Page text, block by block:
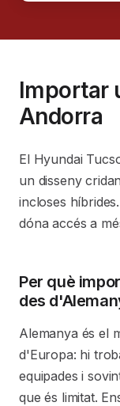
Importar
Andorra
El Hyundai
un disseny
incloses
dóna accés a
Per què
des
Alemanya és el
d'Europa: hi
equipades i
que és limitat.